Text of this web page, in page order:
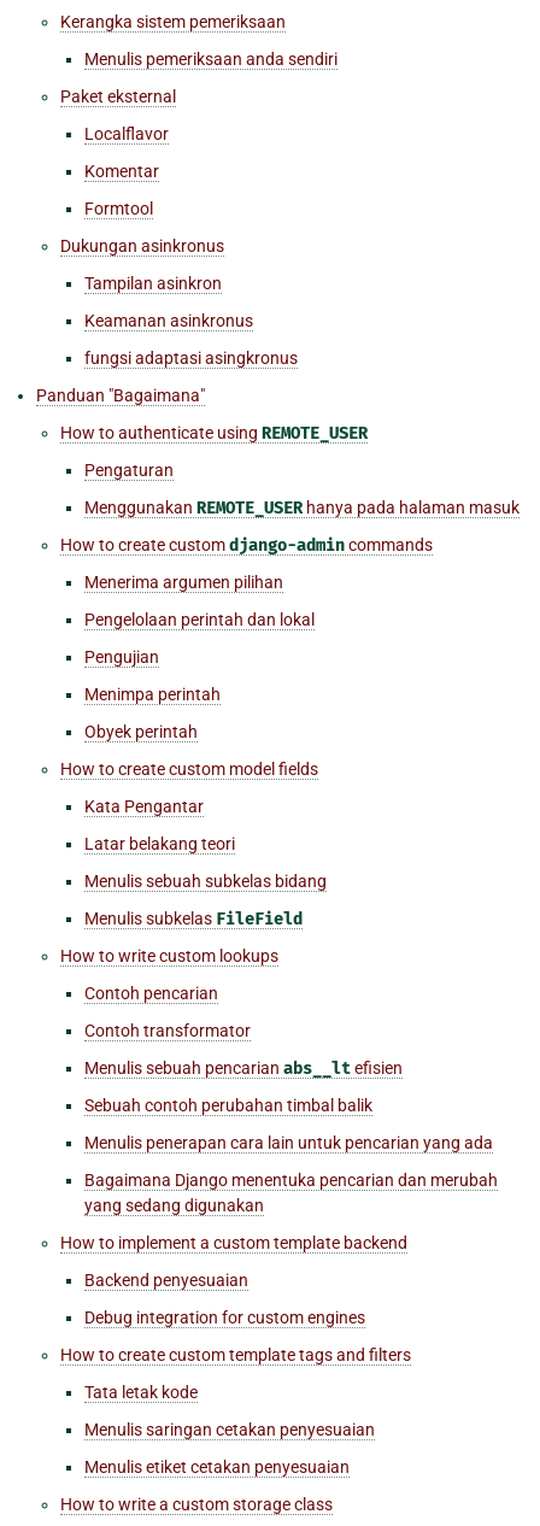
Kerangka sistem pemeriksaan
Menulis pemeriksaan anda sendiri
Paket eksternal
Localflavor
Komentar
Formtool
Dukungan asinkronus
Tampilan asinkron
Keamanan asinkronus
fungsi adaptasi asingkronus
Panduan "Bagaimana"
How to authenticate using REMOTE_USER
Pengaturan
Menggunakan REMOTE_USER hanya pada halaman masuk
How to create customdjango-admincommands
Menerima argumen pilihan
Pengelolaan perintah dan lokal
Pengujian
Menimpa perintah
Obyek perintah
How to create custom model fields
Kata Pengantar
Latar belakang teori
Menulis sebuah subkelas bidang
Menulis subkelas FileField
How to write custom lookups
Contoh pencarian
Contoh transformator
Menulis sebuah pencarian abs__ltefisien
Sebuah contoh perubahan timbal balik
Menulis penerapan cara lain untuk pencarian yang ada
Bagaimana Django menentuka pencarian dan merubah
yang sedang digunakan
How to implement a custom template backend
Backend penyesuaian
Debug integration for custom engines
How to create custom template tags and filters
Tata letak kode
Menulis saringan cetakan penyesuaian
Menulis etiket cetakan penyesuaian
How to write a custom storage class